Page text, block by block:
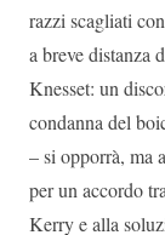
razzi scagliati
a breve distanza
Knesset: un
condanna del
– si opporrà, ma
per un accordo
Kerry e alla